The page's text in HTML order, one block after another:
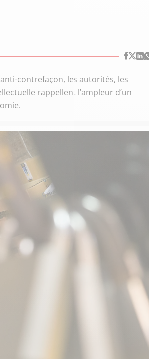
anti-contrefaçon, les autorités, les
rappellent l’ampleur d’un